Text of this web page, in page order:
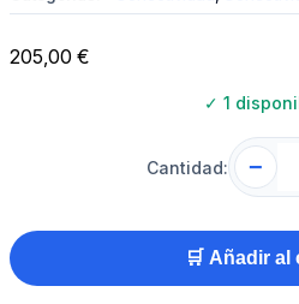
205,00 €
✓ 1
Cantidad: −
🛒 Añadir al